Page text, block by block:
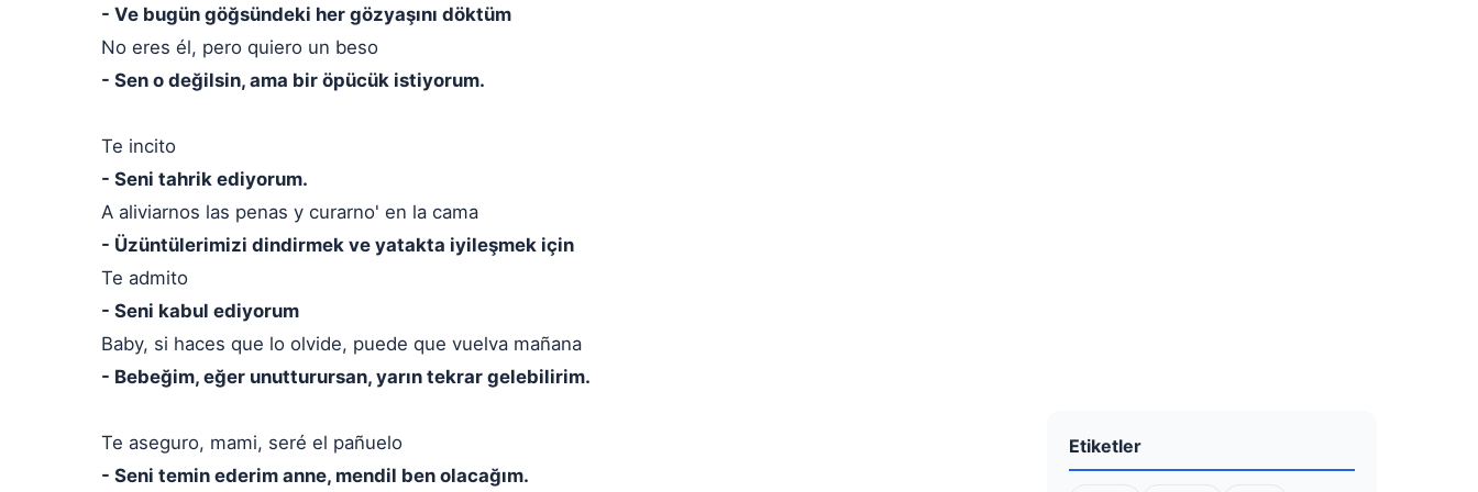
- Ve bugün göğsündeki her gözyaşını döktüm
No eres él, pero quiero un beso
- Sen o değilsin, ama bir öpücük istiyorum.
Te incito
- Seni tahrik ediyorum.
A aliviarnos las penas y curarno' en la cama
- Üzüntülerimizi dindirmek ve yatakta iyileşmek için
Te admito
- Seni kabul ediyorum
Baby, si haces que lo olvide, puede que vuelva mañana
- Bebeğim, eğer unutturursan, yarın tekrar gelebilirim.
Te aseguro, mami, seré el pañuelo
- Seni temin ederim anne, mendil ben olacağım.
Etiketler